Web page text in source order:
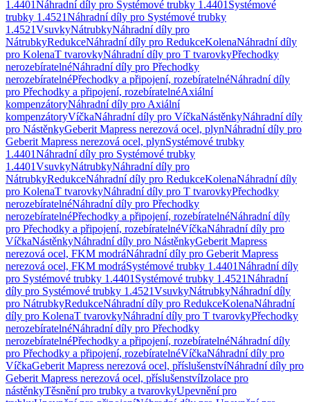
1.4401Náhradní díly pro Systémové trubky 1.4401 Systémové
trubky 1.4521Náhradní díly pro Systémové trubky
1.4521VsuvkyNátrubkyNáhradní díly pro
NátrubkyRedukceNáhradní díly pro RedukceKolenaNáhradní díly
pro KolenaT tvarovkyNáhradní díly pro T tvarovkyPřechodky
nerozebíratelnéNáhradní díly pro Přechodky
nerozebíratelnéPřechodky a připojení, rozebíratelnéNáhradní díly
pro Přechodky a připojení, rozebíratelnéAxiální
kompenzátoryNáhradní díly pro Axiální
kompenzátoryVíčkaNáhradní díly pro VíčkaNástěnkyNáhradní díly
pro NástěnkyGeberit Mapress nerezová ocel, plynNáhradní díly pro
Geberit Mapress nerezová ocel, plynSystémové trubky
1.4401Náhradní díly pro Systémové trubky
1.4401VsuvkyNátrubkyNáhradní díly pro
NátrubkyRedukceNáhradní díly pro RedukceKolenaNáhradní díly
pro KolenaT tvarovkyNáhradní díly pro T tvarovkyPřechodky
nerozebíratelnéNáhradní díly pro Přechodky
nerozebíratelnéPřechodky a připojení, rozebíratelnéNáhradní díly
pro Přechodky a připojení, rozebíratelnéVíčkaNáhradní díly pro
VíčkaNástěnkyNáhradní díly pro NástěnkyGeberit Mapress
nerezová ocel, FKM modráNáhradní díly pro Geberit Mapress
nerezová ocel, FKM modráSystémové trubky 1.4401Náhradní díly
pro Systémové trubky 1.4401 Systémové trubky 1.4521Náhradní
díly pro Systémové trubky 1.4521VsuvkyNátrubkyNáhradní díly
pro NátrubkyRedukceNáhradní díly pro RedukceKolenaNáhradní
díly pro KolenaT tvarovkyNáhradní díly pro T tvarovkyPřechodky
nerozebíratelnéNáhradní díly pro Přechodky
nerozebíratelnéPřechodky a připojení, rozebíratelnéNáhradní díly
pro Přechodky a připojení, rozebíratelnéVíčkaNáhradní díly pro
VíčkaGeberit Mapress nerezová ocel, příslušenstvíNáhradní díly pro
Geberit Mapress nerezová ocel, příslušenstvíIzolace pro
nástěnkyTěsnění pro trubky a tvarovkyUpevnění pro